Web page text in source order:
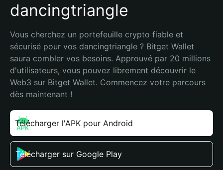
dancingtriangle
Vous cherchez un portefeuille crypto fiable et
sécurisé pour vos dancingtriangle ? Bitget Wallet
saura combler vos besoins. Approuvé par 20 millions
d'utilisateurs, vous pouvez librement découvrir le
Web3 sur Bitget Wallet. Commencez votre parcours
dès maintenant !
Télécharger l'APK pour Android
Télécharger sur Google Play